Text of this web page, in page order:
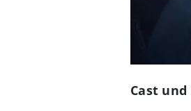
Cast